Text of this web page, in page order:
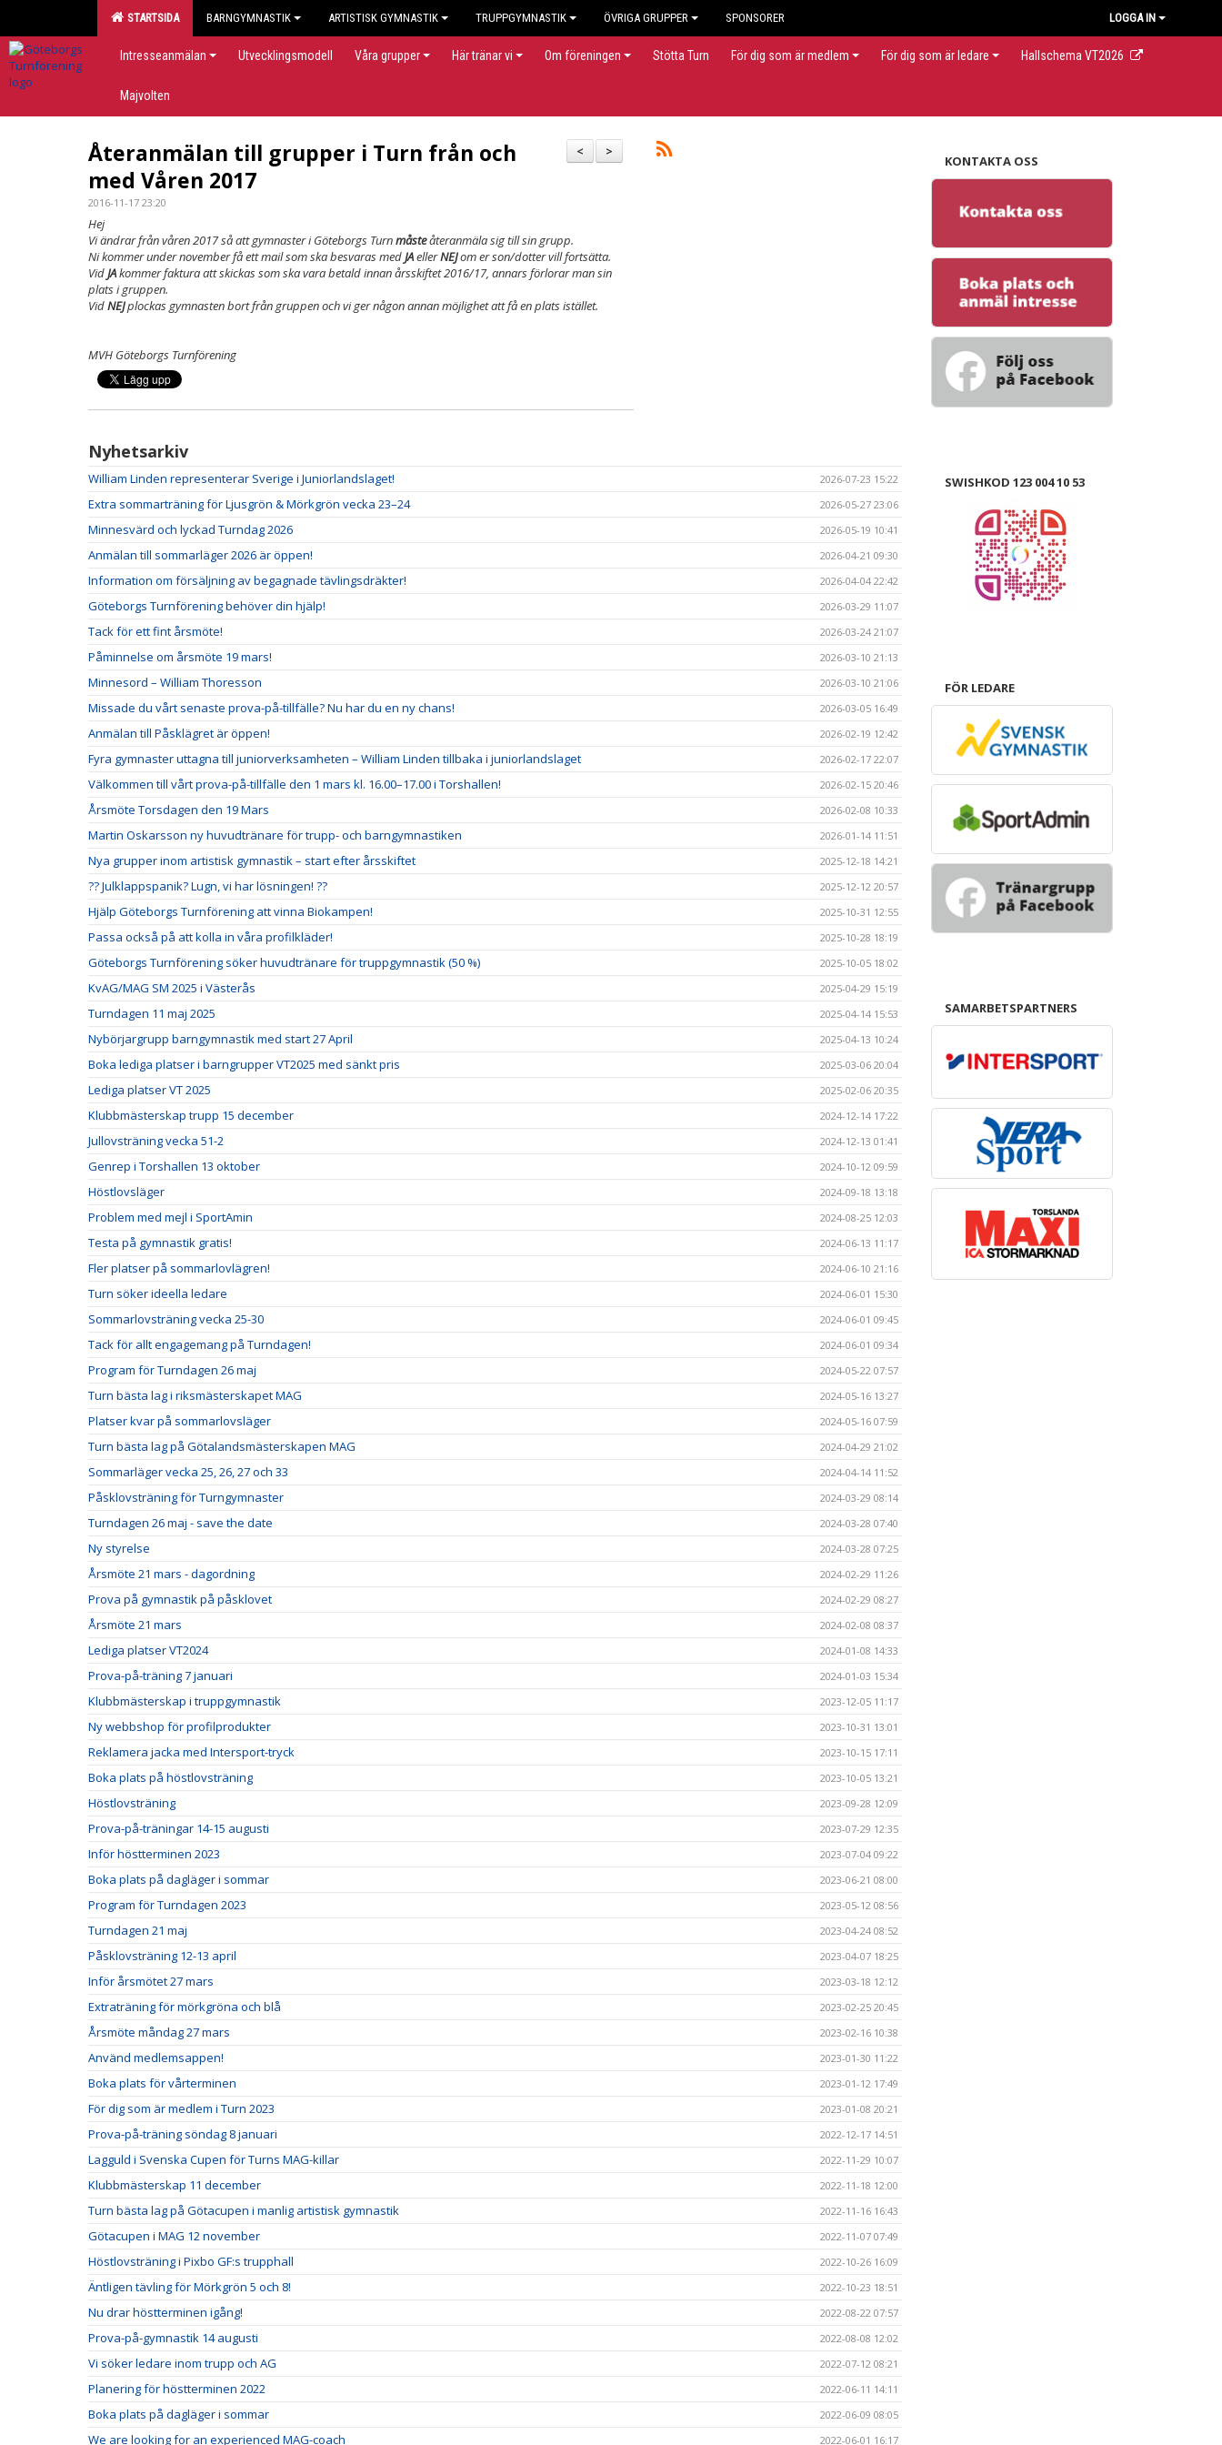
STARTSIDA BARNGYMNASTIK ARTISTISK GYMNASTIK TRUPPGYMNASTIK ÖVRIGA GRUPPER SPONSORER LOGGA IN
Intresseanmälan Utvecklingsmodell Våra grupper Här tränar vi Om föreningen Stötta Turn För dig som är medlem För dig som är ledare Hallschema VT2026
Majvolten
>
<
Återanmälan till grupper i Turn från och
med Våren 2017
2016-11-17 23:20
Hej
Vi ändrar från våren 2017 så att gymnaster i Göteborgs Turnmåsteåteranmäla sig till sin grupp.
Ni kommer under november få ett mail som ska besvaras medJAellerNEJom er son/dotter vill fortsätta.
VidJAkommer faktura att skickas som ska vara betald innan årsskiftet 2016/17, annars förlorar man sin
plats i gruppen.
VidNEJplockas gymnasten bort från gruppen och vi ger någon annan möjlighet att få en plats istället.
MVH Göteborgs Turnförening
Nyhetsarkiv
William Linden representerar Sverige i Juniorlandslaget! 2026-07-23 15:22
Extra sommarträning för Ljusgrön & Mörkgrön vecka 23–24 2026-05-27 23:06
Minnesvärd och lyckad Turndag 2026 2026-05-19 10:41
Anmälan till sommarläger 2026 är öppen! 2026-04-21 09:30
Information om försäljning av begagnade tävlingsdräkter! 2026-04-04 22:42
Göteborgs Turnförening behöver din hjälp! 2026-03-29 11:07
Tack för ett fint årsmöte! 2026-03-24 21:07
Påminnelse om årsmöte 19 mars! 2026-03-10 21:13
Minnesord – William Thoresson 2026-03-10 21:06
Missade du vårt senaste prova-på-tillfälle? Nu har du en ny chans! 2026-03-05 16:49
Anmälan till Påsklägret är öppen! 2026-02-19 12:42
Fyra gymnaster uttagna till juniorverksamheten – William Linden tillbaka i juniorlandslaget 2026-02-17 22:07
Välkommen till vårt prova-på-tillfälle den 1 mars kl. 16.00–17.00 i Torshallen! 2026-02-15 20:46
Årsmöte Torsdagen den 19 Mars 2026-02-08 10:33
Martin Oskarsson ny huvudtränare för trupp- och barngymnastiken 2026-01-14 11:51
Nya grupper inom artistisk gymnastik – start efter årsskiftet 2025-12-18 14:21
?? Julklappspanik? Lugn, vi har lösningen! ?? 2025-12-12 20:57
Hjälp Göteborgs Turnförening att vinna Biokampen! 2025-10-31 12:55
Passa också på att kolla in våra profilkläder! 2025-10-28 18:19
Göteborgs Turnförening söker huvudtränare för truppgymnastik (50 %) 2025-10-05 18:02
KvAG/MAG SM 2025 i Västerås 2025-04-29 15:19
Turndagen 11 maj 2025 2025-04-14 15:53
Nybörjargrupp barngymnastik med start 27 April 2025-04-13 10:24
Boka lediga platser i barngrupper VT2025 med sänkt pris 2025-03-06 20:04
Lediga platser VT 2025 2025-02-06 20:35
Klubbmästerskap trupp 15 december 2024-12-14 17:22
Jullovsträning vecka 51-2 2024-12-13 01:41
Genrep i Torshallen 13 oktober 2024-10-12 09:59
Höstlovsläger 2024-09-18 13:18
Problem med mejl i SportAmin 2024-08-25 12:03
Testa på gymnastik gratis! 2024-06-13 11:17
Fler platser på sommarlovlägren! 2024-06-10 21:16
Turn söker ideella ledare 2024-06-01 15:30
Sommarlovsträning vecka 25-30 2024-06-01 09:45
Tack för allt engagemang på Turndagen! 2024-06-01 09:34
Program för Turndagen 26 maj 2024-05-22 07:57
Turn bästa lag i riksmästerskapet MAG 2024-05-16 13:27
Platser kvar på sommarlovsläger 2024-05-16 07:59
Turn bästa lag på Götalandsmästerskapen MAG 2024-04-29 21:02
Sommarläger vecka 25, 26, 27 och 33 2024-04-14 11:52
Påsklovsträning för Turngymnaster 2024-03-29 08:14
Turndagen 26 maj - save the date 2024-03-28 07:40
Ny styrelse 2024-03-28 07:25
Årsmöte 21 mars - dagordning 2024-02-29 11:26
Prova på gymnastik på påsklovet 2024-02-29 08:27
Årsmöte 21 mars 2024-02-08 08:37
Lediga platser VT2024 2024-01-08 14:33
Prova-på-träning 7 januari 2024-01-03 15:34
Klubbmästerskap i truppgymnastik 2023-12-05 11:17
Ny webbshop för profilprodukter 2023-10-31 13:01
Reklamera jacka med Intersport-tryck 2023-10-15 17:11
Boka plats på höstlovsträning 2023-10-05 13:21
Höstlovsträning 2023-09-28 12:09
Prova-på-träningar 14-15 augusti 2023-07-29 12:35
Inför höstterminen 2023 2023-07-04 09:22
Boka plats på dagläger i sommar 2023-06-21 08:00
Program för Turndagen 2023 2023-05-12 08:56
Turndagen 21 maj 2023-04-24 08:52
Påsklovsträning 12-13 april 2023-04-07 18:25
Inför årsmötet 27 mars 2023-03-18 12:12
Extraträning för mörkgröna och blå 2023-02-25 20:45
Årsmöte måndag 27 mars 2023-02-16 10:38
Använd medlemsappen! 2023-01-30 11:22
Boka plats för vårterminen 2023-01-12 17:49
För dig som är medlem i Turn 2023 2023-01-08 20:21
Prova-på-träning söndag 8 januari 2022-12-17 14:51
Lagguld i Svenska Cupen för Turns MAG-killar 2022-11-29 10:07
Klubbmästerskap 11 december 2022-11-18 12:00
Turn bästa lag på Götacupen i manlig artistisk gymnastik 2022-11-16 16:43
Götacupen i MAG 12 november 2022-11-07 07:49
Höstlovsträning i Pixbo GF:s trupphall 2022-10-26 16:09
Äntligen tävling för Mörkgrön 5 och 8! 2022-10-23 18:51
Nu drar höstterminen igång! 2022-08-22 07:57
Prova-på-gymnastik 14 augusti 2022-08-08 12:02
Vi söker ledare inom trupp och AG 2022-07-12 08:21
Planering för höstterminen 2022 2022-06-11 14:11
Boka plats på dagläger i sommar 2022-06-09 08:05
We are looking for an experienced MAG-coach 2022-06-01 16:17
KONTAKTA OSS
SWISHKOD 123 004 10 53
FÖR LEDARE
SAMARBETSPARTNERS